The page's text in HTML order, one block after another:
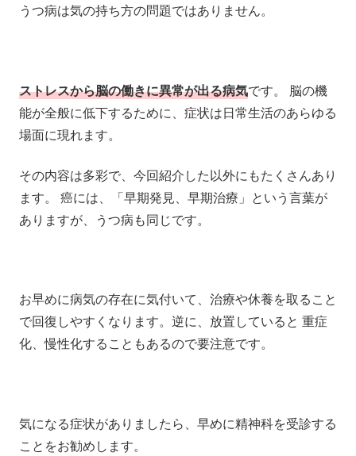
うつ病は気の持ち方の問題ではありません。
ストレスから脳の働きに異常が出る病気です。 脳の機
能が全般に低下するために、症状は日常生活のあらゆる
場面に現れます。
その内容は多彩で、今回紹介した以外にもたくさんあり
ます。 癌には、「早期発見、早期治療」という言葉が
ありますが、うつ病も同じです。
お早めに病気の存在に気付いて、治療や休養を取ること
で回復しやすくなります。逆に、放置していると 重症
化、慢性化することもあるので要注意です。
気になる症状がありましたら、早めに精神科を受診する
ことをお勧めします。